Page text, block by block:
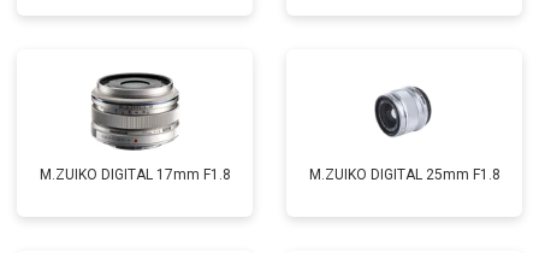
M.ZUIKO DIGITAL 17mm F1.8 M.ZUIKO DIGITAL 25mm F1.8